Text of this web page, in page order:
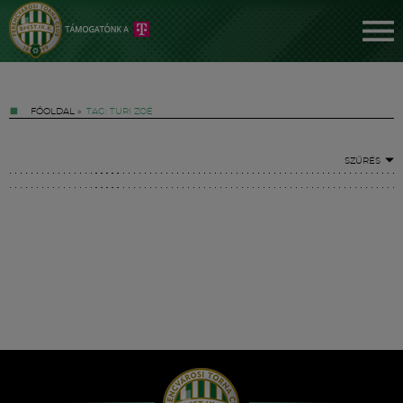
FŐOLDAL » TAG: TURI ZOÉ
SZŰRÉS
Hírek